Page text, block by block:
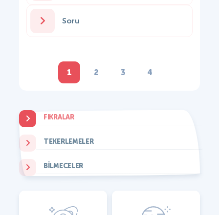
FIKRALAR
TEKERLEMELER
BILMECELER
Soru
1 2 3 4